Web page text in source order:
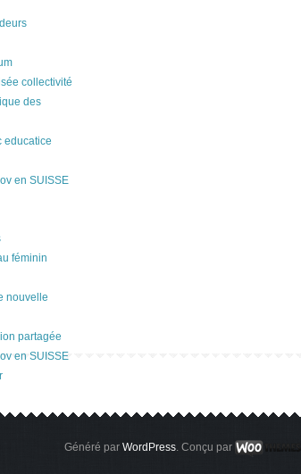
collectivité
des
educatice
en SUISSE
féminin
nouvelle
partagée
en SUISSE
Généré par WordPress. Conçu par